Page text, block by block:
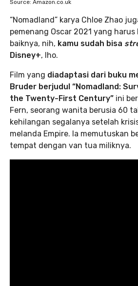
Source: Amazon.co.uk
“Nomadland” karya Chloe Zhao
pemenang Oscar 2021 yang
baiknya, nih, kamu sudah bisa
Disney+, lho.
Film yang diadaptasi dari buku
Bruder berjudul “Nomadland:
the Twenty-First Century” ini
Fern, seorang wanita berusia 60
kehilangan segalanya setelah
melanda Empire. Ia memutuskan
tempat dengan van tua miliknya.